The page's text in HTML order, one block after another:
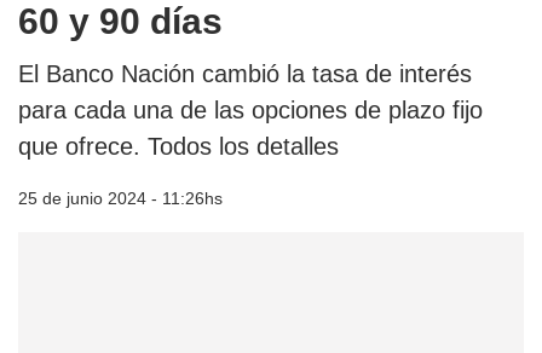
60 y 90 días
El Banco Nación cambió la tasa de interés
para cada una de las opciones de plazo fijo
que ofrece. Todos los detalles
25 de junio 2024 - 11:26hs